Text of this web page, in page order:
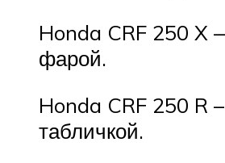
Honda CRF 250 X
фарой.
Honda CRF 250 R
табличкой.